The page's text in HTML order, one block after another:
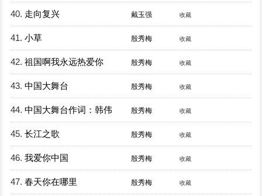
40. 走向复兴 戴玉强 收藏
41. 小草 殷秀梅 收藏
42. 祖国啊我永远热爱你 殷秀梅 收藏
43. 中国大舞台 殷秀梅 收藏
44. 中国大舞台作词：韩伟 殷秀梅 收藏
45. 长江之歌 殷秀梅 收藏
46. 我爱你中国 殷秀梅 收藏
47. 春天你在哪里 殷秀梅 收藏